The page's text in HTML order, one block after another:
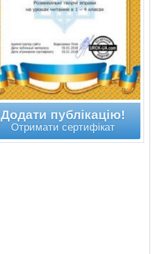
Додати публікацію!
Отримати сертифікат